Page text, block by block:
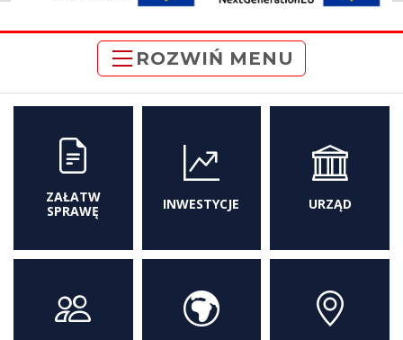
ROZWIŃ MENU
ZAŁATW
SPRAWĘ
INWESTYCJE URZĄD